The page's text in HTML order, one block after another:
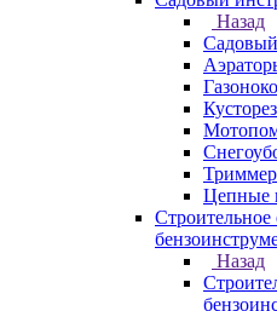
Назад
Цепные
Строительное
Назад